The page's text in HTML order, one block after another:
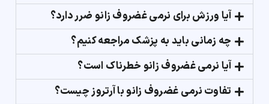
آیا ورزش برای نرمی غضروف زانو ضرر دارد؟
چه زمانی باید به پزشک مراجعه کنیم؟
آیا نرمی غضروف زانو خطرناک است؟
تفاوت نرمی غضروف زانو با آرتروز چیست؟